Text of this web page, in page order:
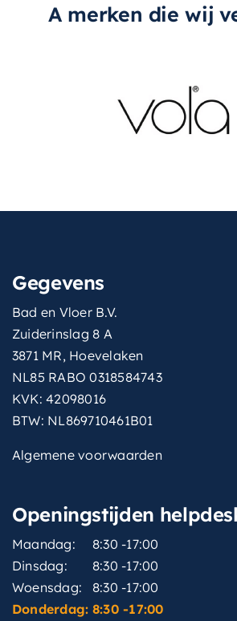
A merken die wij
Gegevens
Bad en Vloer B.V.
Zuiderinslag 8 A
3871 MR, Hoevelaken
NL85 RABO 0318584743
KVK: 42098016
BTW: NL869710461B01
Algemene voorwaarden
Openingstijden
Maandag:
8:30 -17:00
Dinsdag:
8:30 -17:00
Woensdag:
8:30 -17:00
Donderdag: 8:30 -17:00